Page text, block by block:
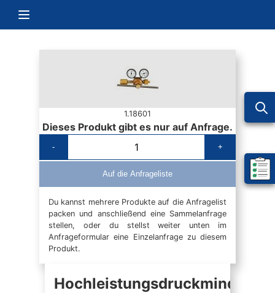
Navigation umschalten
Mein
1.18601
Dieses Produkt gibt es nur auf Anfrage.
- +
Auf die Anfrageliste
Du kannst mehrere Produkte auf die Anfragelist
packen und anschließend eine Sammelanfrage
stellen, oder du stellst weiter unten im
Anfrageformular eine Einzelanfrage zu diesem
Produkt.
Hochleistungsdruckminderer